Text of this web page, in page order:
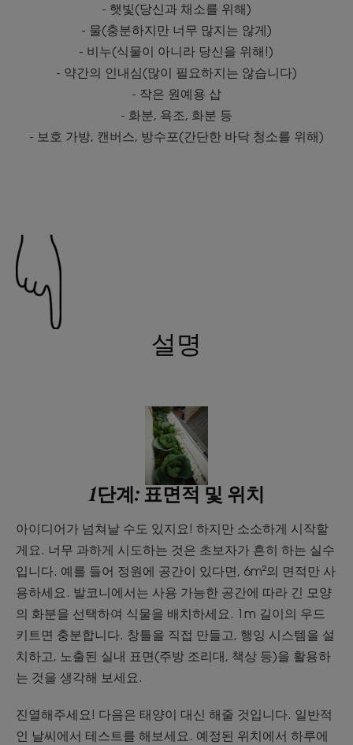
- 햇빛(당신과 채소를 위해)
- 물(충분하지만 너무 많지는 않게)
- 비누(식물이 아니라 당신을 위해!)
- 약간의 인내심(많이 필요하지는 않습니다)
- 작은 원예용 삽
- 화분, 욕조, 화분 등
- 보호 가방, 캔버스, 방수포(간단한 바닥 청소를 위해)
설명
1단계: 표면적 및 위치
아이디어가 넘쳐날 수도 있지요! 하지만 소소하게 시작할
게요. 너무 과하게 시도하는 것은 초보자가 흔히 하는 실수
입니다. 예를 들어 정원에 공간이 있다면, 6m²의 면적만 사
용하세요. 발코니에서는 사용 가능한 공간에 따라 긴 모양
의 화분을 선택하여 식물을 배치하세요. 1m 길이의 우드
키트면 충분합니다. 창틀을 직접 만들고, 행잉 시스템을 설
치하고, 노출된 실내 표면(주방 조리대, 책상 등)을 활용하
는 것을 생각해 보세요.
진열해주세요! 다음은 태양이 대신 해줄 것입니다. 일반적
인 날씨에서 테스트를 해보세요. 예정된 위치에서 하루에